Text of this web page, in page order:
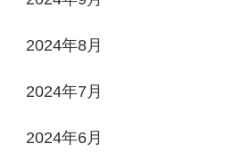
2024年8月
2024年7月
2024年6月